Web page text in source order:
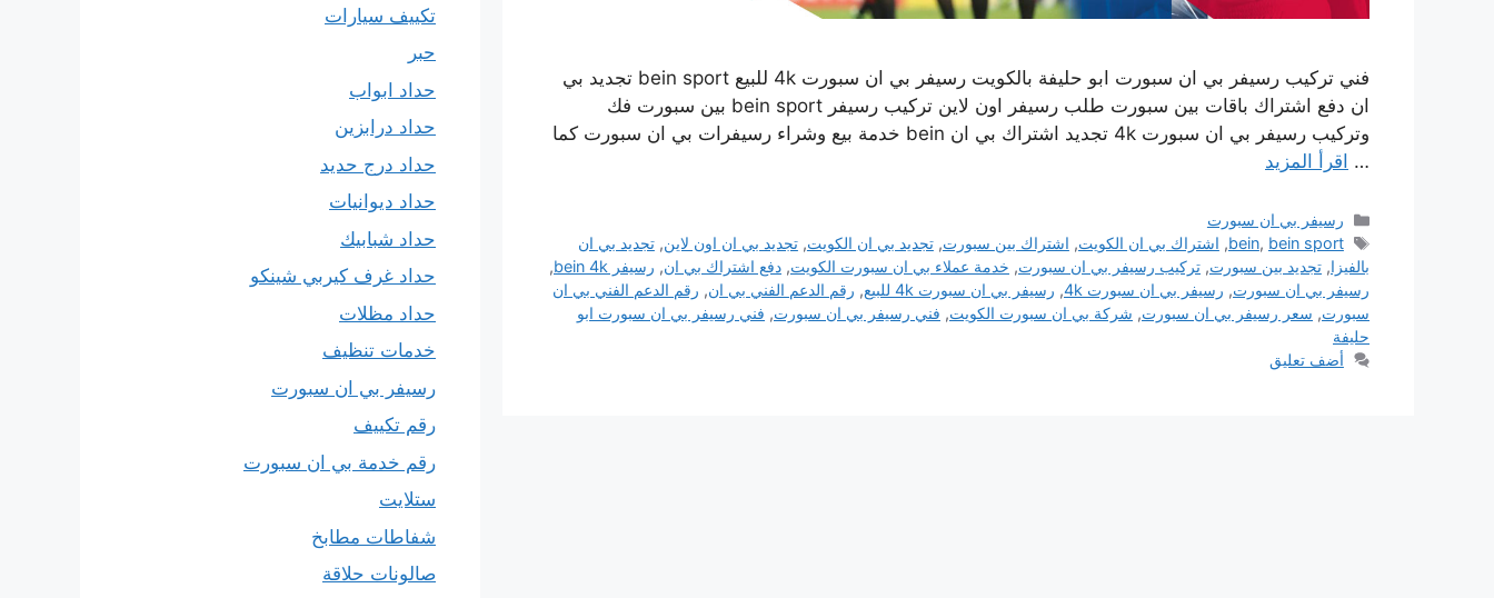
فني تركيب رسيفر بي ان سبورت ابو حليفة بالكويت رسيفر بي ان سبورت 4k للبيع bein sport تجديد بي
ان دفع اشتراك باقات بين سبورت طلب رسيفر اون لاين تركيب رسيفر bein sport بين سبورت فك
وتركيب رسيفر بي ان سبورت 4k تجديد اشتراك بي ان bein خدمة بيع وشراء رسيفرات بي ان سبورت كما
… اقرأ المزيد
التصنيفات
رسيفر بي ان سبورت
الوسوم
bein, bein sport
, اشتراك بي ان الكويت, اشتراك بين سبورت,تجديد بي ان الكويت,تجديد بي ان اون لاين,تجديد بي ان
بالفيزا, تجديد بين سبورت, تركيب رسيفر بي ان سبورت, خدمة عملاء بي ان سبورت الكويت, دفع اشتراك بي ان, رسيفر bein 4k
,
رسيفر بي ان سبورت, رسيفر بي ان سبورت 4k , رسيفر بي ان سبورت 4k للبيع , رقم الدعم الفني بي ان, رقم الدعم الفني بي ان
سبورت, سعر رسيفر بي ان سبورت, شركة بي ان سبورت الكويت, فني رسيفر بي ان سبورت, فني رسيفر بي ان سبورت ابو
حليفة
أضف تعليق
تكييف سيارات
حبر
حداد ابواب
حداد درابزين
حداد درج حديد
حداد ديوانيات
حداد شبابيك
حداد غرف كيربي شينكو
حداد مظلات
خدمات تنظيف
رسيفر بي ان سبورت
رقم تكييف
رقم خدمة بي ان سبورت
ستلايت
شفاطات مطابخ
صالونات حلاقة